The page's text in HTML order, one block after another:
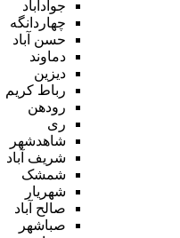
جوادآباد
چهاردانگه
حسن آباد
دماوند
دیزین
رباط کریم
رودهن
ری
شاهدشهر
شریف آباد
شمشک
شهریار
صالح آباد
صباشهر